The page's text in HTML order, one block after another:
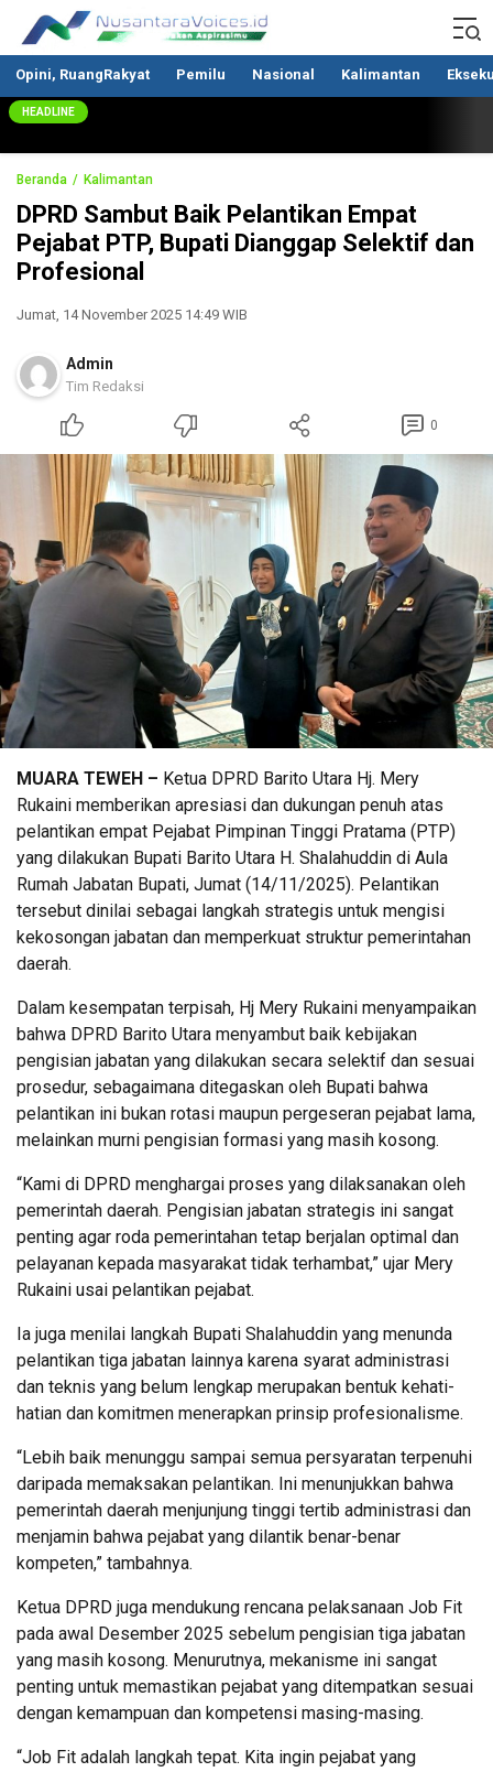
Nusantaravoices.id
Berani Suarakan Aspirasimu
Opini, RuangRakyat Pemilu Nasional Kalimantan
HEADLINE
Beranda Kalimantan
DPRD Sambut Baik Pelantikan Empat
Pejabat PTP, Bupati Dianggap Selektif dan
Profesional
Jumat, 14 November 2025 14:49 WIB
Admin
Tim Redaksi
0
MUARA TEWEH – Ketua DPRD Barito Utara Hj. Mery
Rukaini memberikan apresiasi dan dukungan penuh atas
pelantikan empat Pejabat Pimpinan Tinggi Pratama (PTP)
yang dilakukan Bupati Barito Utara H. Shalahuddin di Aula
Rumah Jabatan Bupati, Jumat (14/11/2025). Pelantikan
tersebut dinilai sebagai langkah strategis untuk mengisi
kekosongan jabatan dan memperkuat struktur pemerintahan
daerah.
Dalam kesempatan terpisah, Hj Mery Rukaini menyampaikan
bahwa DPRD Barito Utara menyambut baik kebijakan
pengisian jabatan yang dilakukan secara selektif dan sesuai
prosedur, sebagaimana ditegaskan oleh Bupati bahwa
pelantikan ini bukan rotasi maupun pergeseran pejabat lama,
melainkan murni pengisian formasi yang masih kosong.
“Kami di DPRD menghargai proses yang dilaksanakan oleh
pemerintah daerah. Pengisian jabatan strategis ini sangat
penting agar roda pemerintahan tetap berjalan optimal dan
pelayanan kepada masyarakat tidak terhambat,” ujar Mery
Rukaini usai pelantikan pejabat.
Ia juga menilai langkah Bupati Shalahuddin yang menunda
pelantikan tiga jabatan lainnya karena syarat administrasi
dan teknis yang belum lengkap merupakan bentuk kehati-
hatian dan komitmen menerapkan prinsip profesionalisme.
“Lebih baik menunggu sampai semua persyaratan terpenuhi
daripada memaksakan pelantikan. Ini menunjukkan bahwa
pemerintah daerah menjunjung tinggi tertib administrasi dan
menjamin bahwa pejabat yang dilantik benar-benar
kompeten,” tambahnya.
Ketua DPRD juga mendukung rencana pelaksanaan Job Fit
pada awal Desember 2025 sebelum pengisian tiga jabatan
yang masih kosong. Menurutnya, mekanisme ini sangat
penting untuk memastikan pejabat yang ditempatkan sesuai
dengan kemampuan dan kompetensi masing-masing.
“Job Fit adalah langkah tepat. Kita ingin pejabat yang